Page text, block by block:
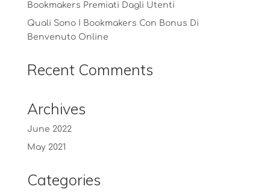
Bookmakers Premiati Dagli Utenti
Quali Sono I Bookmakers Con Bonus Di
Benvenuto Online
Recent Comments
Archives
June 2022
May 2021
Categories